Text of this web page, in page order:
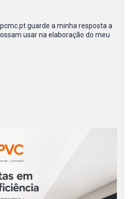
guarde a minha resposta a
usar na elaboração do meu